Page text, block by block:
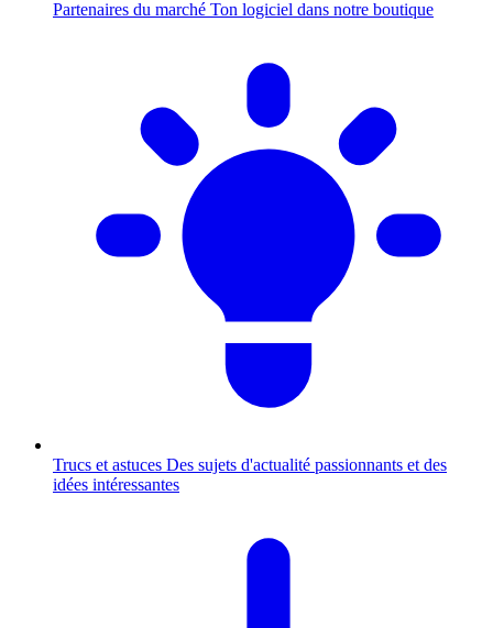
Partenaires du marché Ton logiciel dans notre boutique
Trucs et astuces Des sujets d'actualité passionnants et des
idées intéressantes